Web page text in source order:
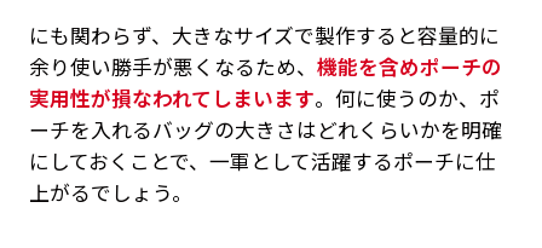
にも関わらず、大きなサイズで製作すると容量的に
余り使い勝手が悪くなるため、 機能を含めポーチの
実用性が損なわれてしまいます。何に使うのか、ポ
ーチを入れるバッグの大きさはどれくらいかを明確
にしておくことで、一軍として活躍するポーチに仕
上がるでしょう。